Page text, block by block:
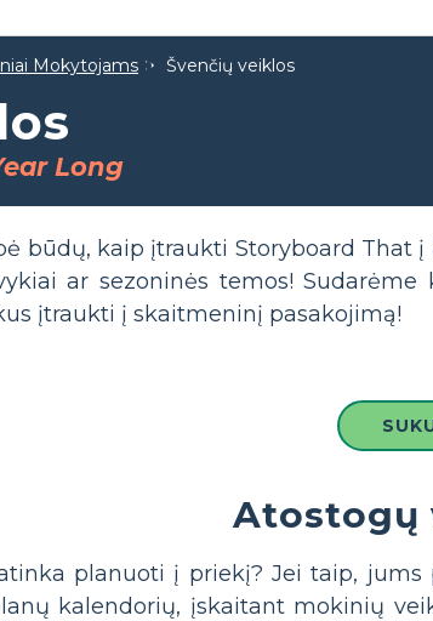
Mokytojams Švenčių veiklos
Long
būdų, kaip įtraukti Storyboard That
ar sezoninės temos!
įtraukti į skaitmeninį pasakojimą!
Atostogų
planuoti į priekį? Jei taip, jums
kalendorių, įskaitant mokinių